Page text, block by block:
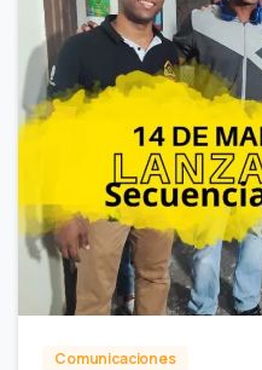
Comunicaciones